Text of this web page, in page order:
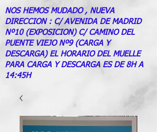
NOS HEMOS MUDADO , NUEVA
DIRECCION : C/ AVENIDA DE MADRID
Nº10 (EXPOSICION) C/ CAMINO DEL
PUENTE VIEJO Nº9 (CARGA Y
DESCARGA) EL HORARIO DEL MUELLE
PARA CARGA Y DESCARGA ES DE 8H A
14:45H